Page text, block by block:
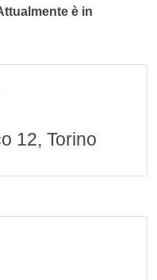
è in
12, Torino